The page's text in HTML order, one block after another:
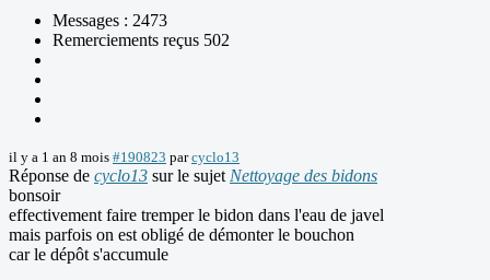
Messages : 2473
Remerciements reçus 502
il y a 1 an 8 mois #190823 parcyclo13
Réponse de cyclo13 sur le sujet Nettoyage des bidons
bonsoir
effectivement faire tremper le bidon dans l'eau de javel
mais parfois on est obligé de démonter le bouchon
car le dépôt s'accumule